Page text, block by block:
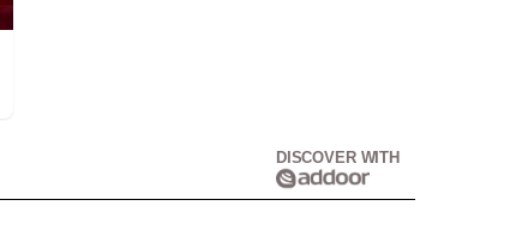
DISCOVER WITH